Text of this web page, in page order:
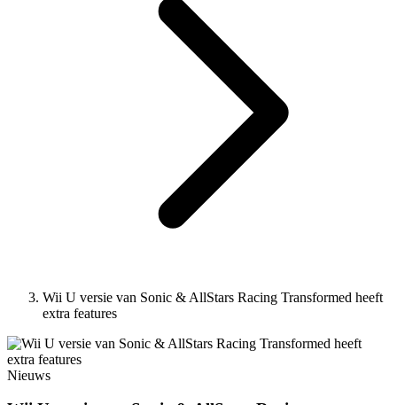
Wii U versie van Sonic & AllStars Racing Transformed heeft
extra features
Nieuws